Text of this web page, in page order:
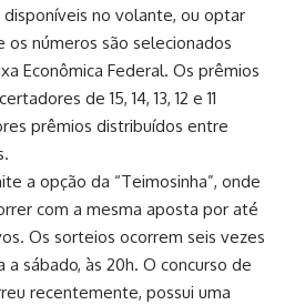
no volante, ou optar
os números são selecionados
Econômica Federal. Os prêmios
de 15, 14, 13, 12 e 11
prêmios distribuídos entre
a opção da “Teimosinha”, onde
com a mesma aposta por até
Os sorteios ocorrem seis vezes
sábado, às 20h. O concurso de
recentemente, possui uma